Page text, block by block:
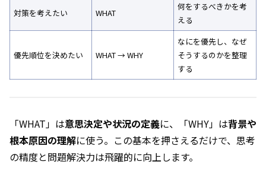
対策を考えたい WHAT
何をするべきかを考
える
優先順位を決めたい WHAT → WHY
なにを優先し、なぜ
そうするのかを整理
する
「WHAT」は意思決定や状況の定義に、「WHY」は背景や
根本原因の理解に使う。この基本を押さえるだけで、思考
の精度と問題解決力は飛躍的に向上します。